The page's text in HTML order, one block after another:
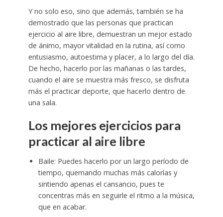
Y no solo eso, sino que además, también se ha
demostrado que las personas que practican
ejercicio al aire libre, demuestran un mejor estado
de ánimo, mayor vitalidad en la rutina, así como
entusiasmo, autoestima y placer, a lo largo del día.
De hecho, hacerlo por las mañanas o las tardes,
cuando el aire se muestra más fresco, se disfruta
más el practicar deporte, que hacerlo dentro de
una sala.
Los mejores ejercicios para
practicar al aire libre
Baile: Puedes hacerlo por un largo período de
tiempo, quemando muchas más calorías y
sintiendo apenas el cansancio, pues te
concentras más en seguirle el ritmo a la música,
que en acabar.